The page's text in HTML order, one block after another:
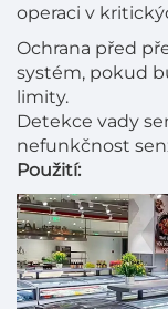
operaci v
Ochrana před
systém, pokud
limity.
Detekce vady
nefunkčnost
Použití: